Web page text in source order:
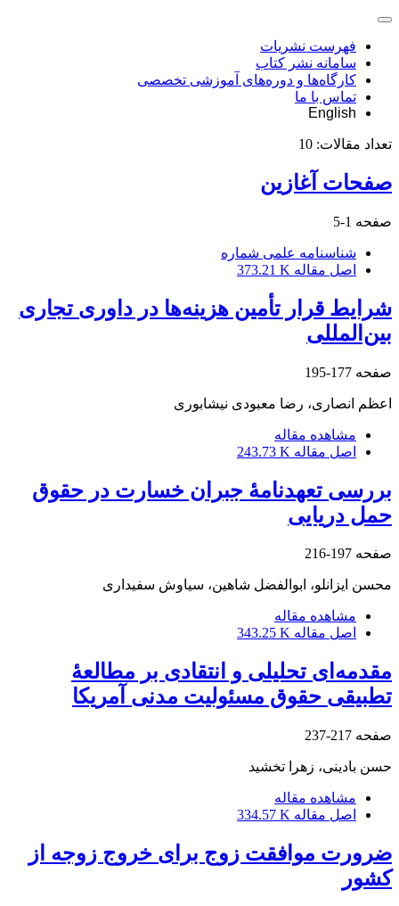
فهرست نشریات
سامانه نشر کتاب
کارگاه‌ها و دوره‌های آموزشی تخصصی
تماس با ما
English
تعداد مقالات: 10
صفحات آغازین
صفحه 1-5
شناسنامه علمی شماره
اصل مقاله 373.21 K
شرایط قرار تأمین هزینه‌ها در داوری تجاری
بین‌المللی
صفحه 177-195
اعظم انصاری، رضا معبودی نیشابوری
مشاهده مقاله
اصل مقاله 243.73 K
بررسی تعهدنامۀ جبران خسارت در حقوق
حمل دریایی
صفحه 197-216
محسن ایزانلو، ابوالفضل شاهین، سیاوش سفیداری
مشاهده مقاله
اصل مقاله 343.25 K
مقدمه‌ای تحلیلی و انتقادی بر مطالعۀ
تطبیقی حقوق مسئولیت مدنی آمریکا
صفحه 217-237
حسن بادینی، زهرا تخشید
مشاهده مقاله
اصل مقاله 334.57 K
ضرورت موافقت زوج برای خروج زوجه از
کشور